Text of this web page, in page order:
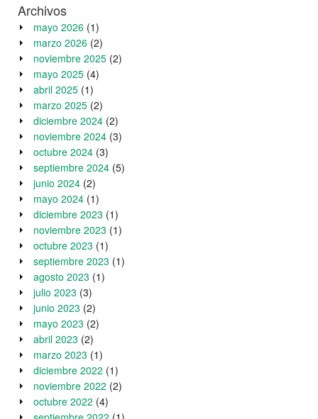
Archivos
mayo 2026 (1)
marzo 2026 (2)
noviembre 2025 (2)
mayo 2025 (4)
abril 2025 (1)
marzo 2025 (2)
diciembre 2024 (2)
noviembre 2024 (3)
octubre 2024 (3)
septiembre 2024 (5)
junio 2024 (2)
mayo 2024 (1)
diciembre 2023 (1)
noviembre 2023 (1)
octubre 2023 (1)
septiembre 2023 (1)
agosto 2023 (1)
julio 2023 (3)
junio 2023 (2)
mayo 2023 (2)
abril 2023 (2)
marzo 2023 (1)
diciembre 2022 (1)
noviembre 2022 (2)
octubre 2022 (4)